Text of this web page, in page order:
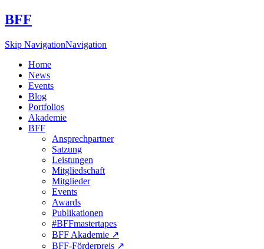
BFF
Skip NavigationNavigation
Home
News
Events
Blog
Portfolios
Akademie
BFF
Ansprechpartner
Satzung
Leistungen
Mitgliedschaft
Mitglieder
Events
Awards
Publikationen
#BFFmastertapes
BFF Akademie ↗︎
BFF-Förderpreis ↗︎